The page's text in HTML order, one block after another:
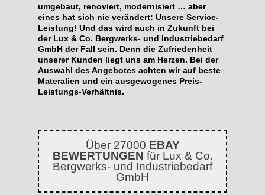
umgebaut, renoviert, modernisiert … aber
eines hat sich nie verändert: Unsere Service-
Leistung! Und das wird auch in Zukunft bei
der Lux & Co. Bergwerks- und Industriebedarf
GmbH der Fall sein. Denn die Zufriedenheit
unserer Kunden liegt uns am Herzen. Bei der
Auswahl des Angebotes achten wir auf beste
Materalien und ein ausgewogenes Preis-
Leistungs-Verhältnis.
Über 27000 EBAY
BEWERTUNGEN für Lux & Co.
Bergwerks- und Industriebedarf
GmbH